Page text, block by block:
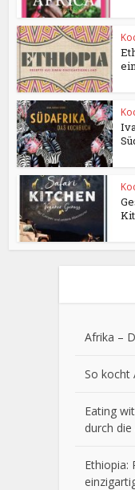
Afrika –
So kocht
Eating
durch
Ethiopia: